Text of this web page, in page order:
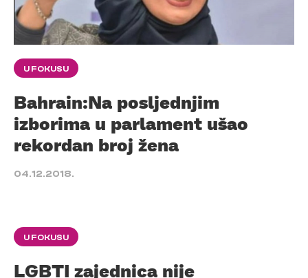
U FOKUSU
Bahrain:Na posljednjim
izborima u parlament ušao
rekordan broj žena
04.12.2018.
U FOKUSU
LGBTI zajednica nije